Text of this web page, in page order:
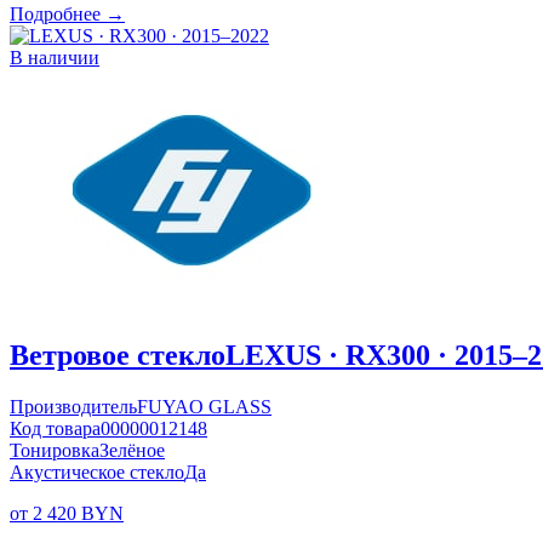
Подробнее →
В наличии
Ветровое стеклоLEXUS · RX300 ·
ПроизводительFUYAO GLASS
Код товара00000012148
ТонировкаЗелёное
Акустическое стеклоДа
от 2 420 BYN